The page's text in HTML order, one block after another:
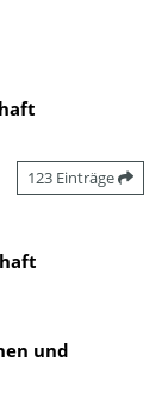
123 Einträge
und